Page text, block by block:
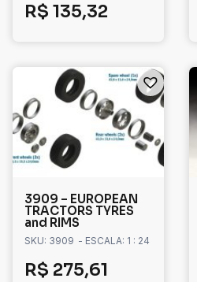
R$ 135,32
3909 – EUROPEAN
TRACTORS TYRES
and RIMS
SKU: 3909 - ESCALA: 1 : 24
R$ 275,61